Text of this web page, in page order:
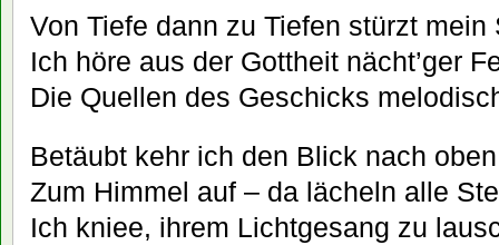
Von Tiefe dann zu Tiefen stürzt mein
Ich höre aus der Gottheit nächt’ger
Die Quellen des Geschicks
Betäubt kehr ich den Blick nach
Zum Himmel auf – da lächeln alle
Ich kniee, ihrem Lichtgesang zu